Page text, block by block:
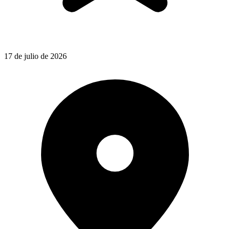
17 de julio de 2026